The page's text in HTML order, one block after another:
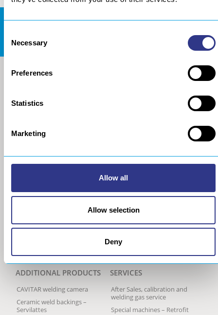
Selection
Necessary
Preferences
Statistics
Marketing
Allow all
Allow selection
Deny
Careers
Europe Technologies
Progressive range – SERVIBOT
SERVICAM, welding
Historic range
FLATMAG 2
MAGLIGHT
ADDITIONAL PRODUCTS
CAVITAR welding camera
Ceramic weld backings –
Servilattes
SERVICES
After Sales, calibration and
welding gas service
Special machines – Retrofit